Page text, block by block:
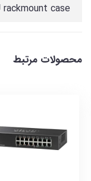
rackmount case
محصولات مرتبط